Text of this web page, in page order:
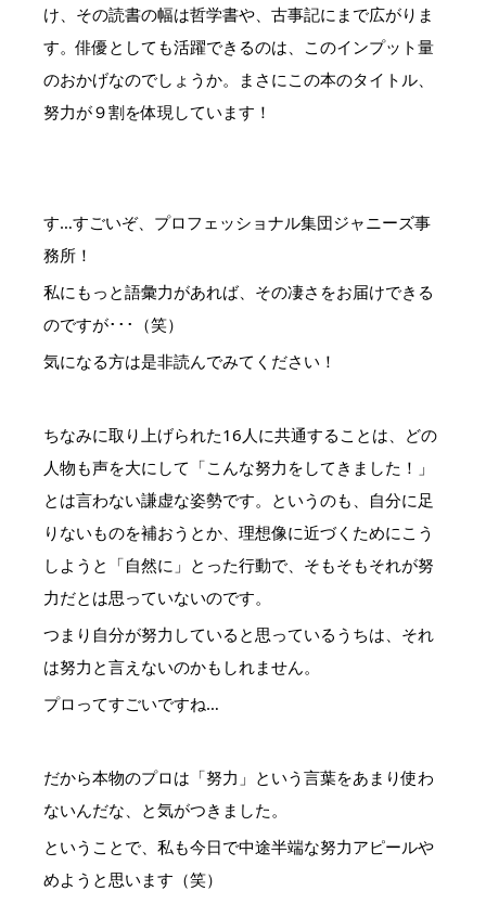
け、その読書の幅は哲学書や、古事記にまで広がりま
す。俳優としても活躍できるのは、このインプット量
のおかげなのでしょうか。まさにこの本のタイトル、
努力が９割を体現しています！
す…すごいぞ、プロフェッショナル集団ジャニーズ事
務所！
私にもっと語彙力があれば、その凄さをお届けできる
のですが･･･（笑）
気になる方は是非読んでみてください！
ちなみに取り上げられた16人に共通することは、どの
人物も声を大にして「こんな努力をしてきました！」
とは言わない謙虚な姿勢です。というのも、自分に足
りないものを補おうとか、理想像に近づくためにこう
しようと「自然に」とった行動で、そもそもそれが努
力だとは思っていないのです。
つまり自分が努力していると思っているうちは、それ
は努力と言えないのかもしれません。
プロってすごいですね…
だから本物のプロは「努力」という言葉をあまり使わ
ないんだな、と気がつきました。
ということで、私も今日で中途半端な努力アピールや
めようと思います（笑）